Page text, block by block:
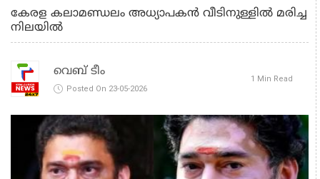
കേരള കലാമണ്ഡലം അധ്യാപകൻ വീടിനുള്ളിൽ മരിച്ച
നിലയിൽ
വെബ് ടീം
Posted On 23-05-2026
1 Min Read